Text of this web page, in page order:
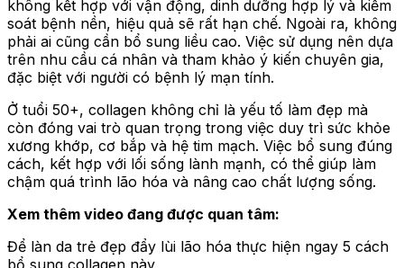
không kết hợp với vận động, dinh dưỡng hợp lý và kiểm
soát bệnh nền, hiệu quả sẽ rất hạn chế. Ngoài ra, không
phải ai cũng cần bổ sung liều cao. Việc sử dụng nên dựa
trên nhu cầu cá nhân và tham khảo ý kiến chuyên gia,
đặc biệt với người có bệnh lý mạn tính.
Ở tuổi 50+, collagen không chỉ là yếu tố làm đẹp mà
còn đóng vai trò quan trọng trong việc duy trì sức khỏe
xương khớp, cơ bắp và hệ tim mạch. Việc bổ sung đúng
cách, kết hợp với lối sống lành mạnh, có thể giúp làm
chậm quá trình lão hóa và nâng cao chất lượng sống.
Xem thêm video đang được quan tâm:
Để làn da trẻ đẹp đẩy lùi lão hóa thực hiện ngay 5 cách
bổ sung collagen này